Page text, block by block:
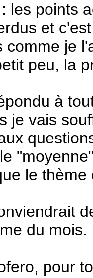
les points
et
comme je
peu, la
à
je vais
le
du mois.
pour